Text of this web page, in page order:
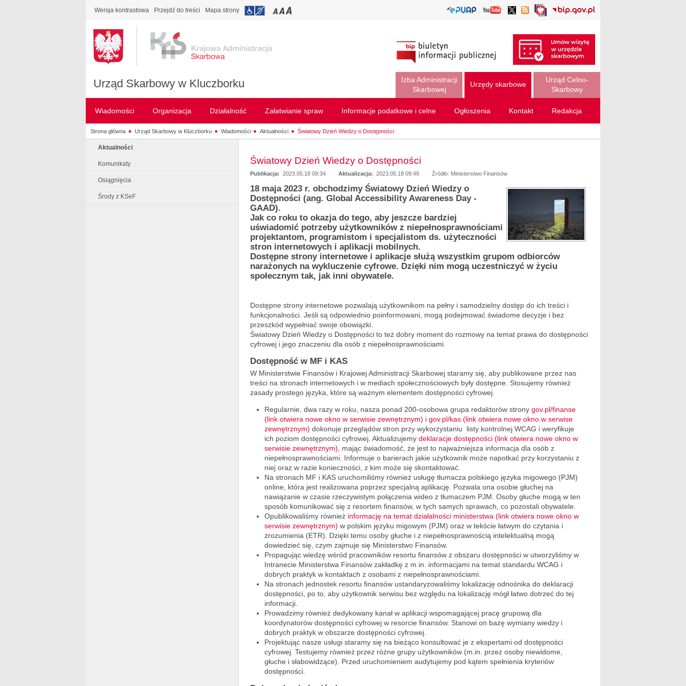
Wersja kontrastowa Przejdź do treści Mapa strony
Urząd Skarbowy w Kluczborku
Izba Administracji
Skarbowej
Urzędy skarbowe
Urząd Celno-
Skarbowy
Wiadomości Organizacja Działalność Załatwianie spraw Informacje podatkowe i celne Ogłoszenia Kontakt Redakcja
Strona główna Urząd Skarbowy w Kluczborku Wiadomości Aktualności Światowy Dzień Wiedzy o Dostępności
Aktualności
Komunikaty
Osiągnięcia
Środy z KSeF
Światowy Dzień Wiedzy o Dostępności
Publikacja: 2023.05.18 09:34 Aktualizacja: 2023.05.18 09:49 Źródło: Ministerstwo Finansów
18 maja 2023 r. obchodzimy Światowy Dzień Wiedzy o
Dostępności (ang. Global Accessibility Awareness Day -
GAAD).
Jak co roku to okazja do tego, aby jeszcze bardziej
uświadomić potrzeby użytkowników z niepełnosprawnościami
projektantom, programistom i specjalistom ds. użyteczności
stron internetowych i aplikacji mobilnych.
Dostępne strony internetowe i aplikacje służą wszystkim grupom odbiorców
narażonych na wykluczenie cyfrowe. Dzięki nim mogą uczestniczyć w życiu
społecznym tak, jak inni obywatele.
Dostępne strony internetowe pozwalają użytkownikom na pełny i samodzielny dostęp do ich treści i
funkcjonalności. Jeśli są odpowiednio poinformowani, mogą podejmować świadome decyzje i bez
przeszkód wypełniać swoje obowiązki.
Światowy Dzień Wiedzy o Dostępności to też dobry moment do rozmowy na temat prawa do dostępności
cyfrowej i jego znaczeniu dla osób z niepełnosprawnościami.
Dostępność w MF i KAS
W Ministerstwie Finansów i Krajowej Administracji Skarbowej staramy się, aby publikowane przez nas
treści na stronach internetowych i w mediach społecznościowych były dostępne. Stosujemy również
zasady prostego języka, które są ważnym elementem dostępności cyfrowej.
Regularnie, dwa razy w roku, nasza ponad 200-osobowa grupa redaktorów strony gov.pl/finanse
(link otwiera nowe okno w serwisie zewnętrznym) i gov.pl/kas (link otwiera nowe okno w serwise
zewnętrznym) dokonuje przeglądów stron przy wykorzystaniu listy kontrolnej WCAG i weryfikuje
ich poziom dostępności cyfrowej. Aktualizujemy deklaracje dostępności (link otwiera nowe okno w
serwisie zewnętrznym) , mając świadomość, że jest to najważniejsza informacja dla osób z
niepełnosprawnościami. Informuje o barierach jakie użytkownik może napotkać przy korzystaniu z
niej oraz w razie konieczności, z kim może się skontaktować.
Na stronach MF i KAS uruchomiliśmy również usługę tłumacza polskiego języka migowego (PJM)
online, która jest realizowana poprzez specjalną aplikację. Pozwala ona osobie głuchej na
nawiązanie w czasie rzeczywistym połączenia wideo z tłumaczem PJM. Osoby głuche mogą w ten
sposób komunikować się z resortem finansów, w tych samych sprawach, co pozostali obywatele.
Opublikowaliśmy również informację na temat działalności ministerstwa (link otwiera nowe okno w
serwisie zewnętrznym) w polskim języku migowym (PJM) oraz w tekście łatwym do czytania i
zrozumienia (ETR). Dzięki temu osoby głuche i z niepełnosprawnością intelektualną mogą
dowiedzieć się, czym zajmuje się Ministerstwo Finansów.
Propagując wiedzę wśród pracowników resortu finansów z obszaru dostępności w utworzyliśmy w
Intranecie Ministerstwa Finansów zakładkę z m.in. informacjami na temat standardu WCAG i
dobrych praktyk w kontaktach z osobami z niepełnosprawnościami.
Na stronach jednostek resortu finansów ustandaryzowaliśmy lokalizację odnośnika do deklaracji
dostępności, po to, aby użytkownik serwisu bez względu na lokalizację mógł łatwo dotrzeć do tej
informacji.
Prowadzimy również dedykowany kanał w aplikacji wspomagającej pracę grupową dla
koordynatorów dostępności cyfrowej w resorcie finansów. Stanowi on bazę wymiany wiedzy i
dobrych praktyk w obszarze dostępności cyfrowej.
Projektując nasze usługi staramy się na bieżąco konsultować je z ekspertami od dostępności
cyfrowej. Testujemy również przez różne grupy użytkowników (m.in. przez osoby niewidome,
głuche i słabowidzące). Przed uruchomieniem audytujemy pod kątem spełnienia kryteriów
dostępności.